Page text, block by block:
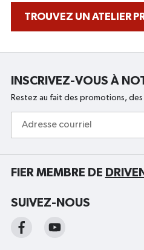
TROUVEZ UN ATELIER
INSCRIVEZ-VOUS À
Restez au fait des promotions,
courriel
FIER MEMBRE DE
SUIVEZ-NOUS